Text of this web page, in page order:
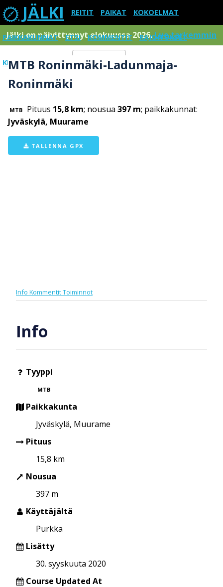
JÄLKI REITIT PAIKAT KOKOELMAT
PAIKKAKUNNAT ETSI KOMMENTIT RAJOITUKSET
KIRJAUDU SISÄÄN Menu
Jälki on päivittynnyt elokuussa 2026.Lue tarkemmin
MTB Roninmäki-Ladunmaja-
Roninmäki
MTB Pituus 15,8 km; nousua 397 m; paikkakunnat:
Jyväskylä, Muurame
TALLENNA GPX
Info KommentitToiminnot
Info
Tyyppi
MTB
Paikkakunta
Jyväskylä, Muurame
Pituus
15,8 km
Nousua
397 m
Käyttäjältä
Purkka
Lisätty
30. syyskuuta 2020
Course Updated At